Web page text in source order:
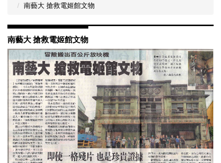
南藝大 搶救電姬館文物
南藝大 搶救電姬館文物